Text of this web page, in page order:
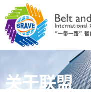
关于联盟